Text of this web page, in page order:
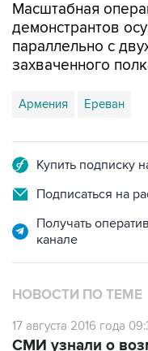
параллельно с
захваченного
Армения Ереван
Подписаться на
Получать
НОВОСТИ ПО ТЕМЕ
17 августа 2016 года
ряда